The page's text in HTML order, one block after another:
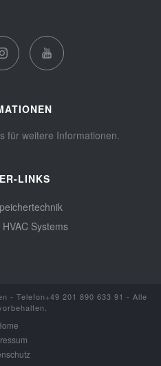
für weitere Informationen.
LINKS
Systems
- Telefon+49 201 890 633 91 - Alle